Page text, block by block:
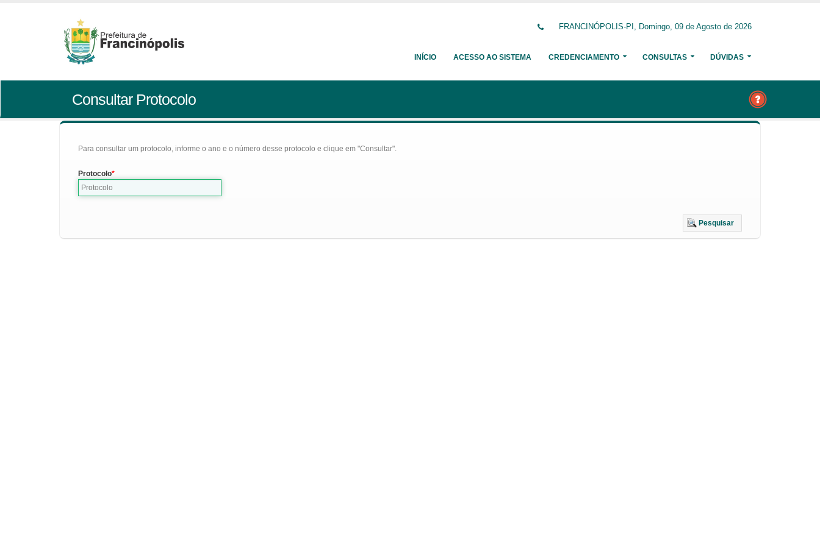
FRANCINÓPOLIS-PI, Domingo, 09 de Agosto de 2026
INÍCIO ACESSO AO SISTEMA CREDENCIAMENTO CONSULTAS DÚVIDAS
Consultar Protocolo
Para consultar um protocolo, informe o ano e o número desse protocolo e clique em "Consultar".
Protocolo
Pesquisar